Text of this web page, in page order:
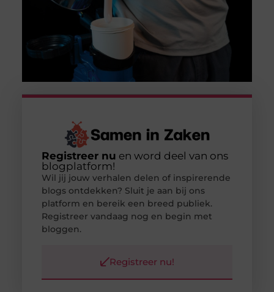
Registreer nu en word deel van ons
blogplatform!
Wil jij jouw verhalen delen of inspirerende
blogs ontdekken? Sluit je aan bij ons
platform en bereik een breed publiek.
Registreer vandaag nog en begin met
bloggen.
Registreer nu!